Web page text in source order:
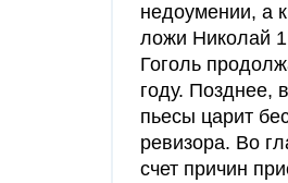
недоумении, а
ложи Николай
Гоголь
году. Позднее,
пьесы царит
ревизора. Во
счет причин